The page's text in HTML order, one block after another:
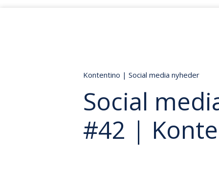
Kontentino | Social media nyheder
Social
#42 |